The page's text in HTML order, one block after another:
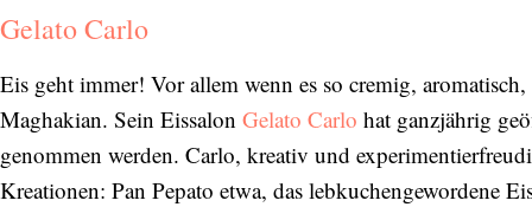
Gelato Carlo
Eis geht immer! Vor allem wenn es so cremig,
Maghakian. Sein Eissalon Gelato Carlo hat ganzjährig
genommen werden. Carlo, kreativ und
Kreationen: Pan Pepato etwa, das lebkuchengewordene